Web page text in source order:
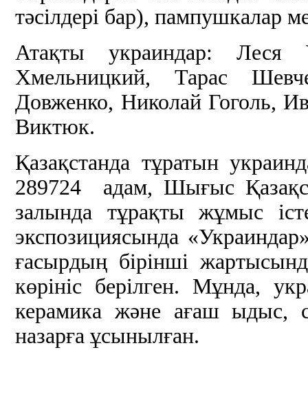
тәсілдері бар), пампушкалар
Атақты украиндар: Леся
Хмельницкий, Тарас
Довженко, Николай Гоголь,
Виктюк.
Қазақстанда тұратын
289724 адам, Шығыс
залында тұрақты жұмыс
экспозициясында
ғасырдың бірінші
көрініс берілген. Мұнда,
керамика және ағаш ыдыс,
назарға ұсынылған.